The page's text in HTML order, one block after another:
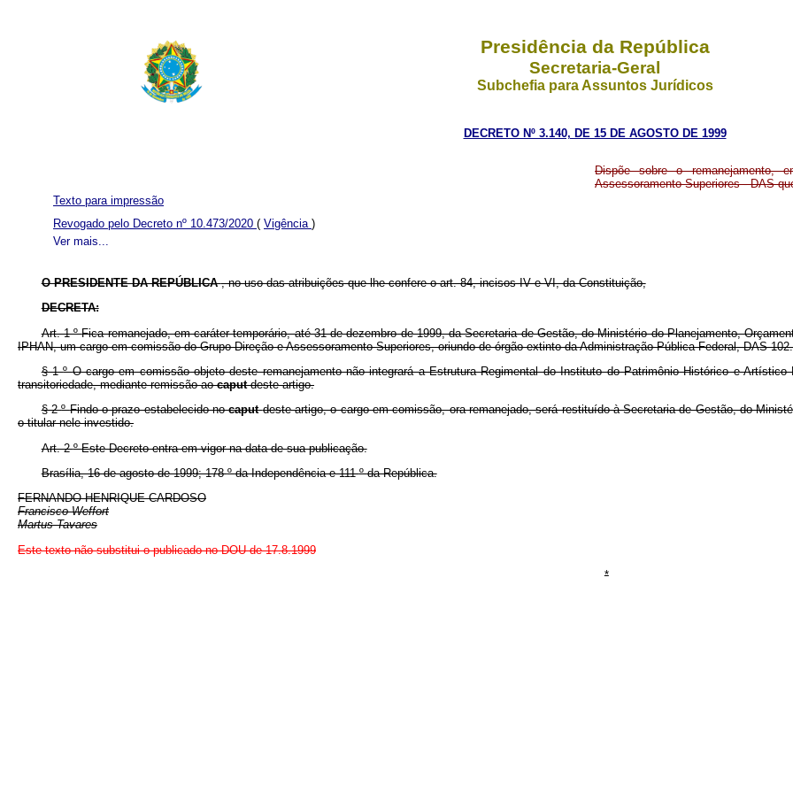
Presidência da República
Secretaria-Geral
Subchefia para Assuntos Jurídicos
DECRETO Nº 3.140, DE 15 DE AGOSTO DE 1999
Dispõe sobre o remanejamento,
Assessoramento Superiores - DAS
Ver mais...
Texto para impressão
Revogado pelo Decreto nº 10.473/2020 ( Vigência )
O PRESIDENTE DA REPÚBLICA, no uso das atribuições que lhe confere o art. 84, incisos IV e VI, da Constituição,
DECRETA:
Art. 1ºFica remanejado, em caráter temporário, até 31 de dezembro de 1999, da Secretaria de Gestão, do Ministério do Planejamento,
IPHAN, um cargo em comissão do Grupo-Direção e Assessoramento Superiores, oriundo de órgão extinto da Administração Pública Federal, DAS
§ 1ºO cargo em comissão objeto deste remanejamento não integrará a Estrutura Regimental do Instituto do Patrimônio Histórico e
transitoriedade, mediante remissão aocaputdeste artigo.
§ 2ºFindo o prazo estabelecido nocaputdeste artigo, o cargo em comissão, ora remanejado, será restituído à Secretaria de Gestão, do
o titular nele investido.
Art. 2ºEste Decreto entra em vigor na data de sua publicação.
Brasília, 16 de agosto de 1999; 178ºda Independência e 111ºda República.
FERNANDO HENRIQUE CARDOSO
Francisco Weffort
Martus Tavares
Este texto não substitui o publicado no DOU de 17.8.1999
*